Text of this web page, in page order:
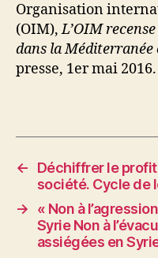
Organisation
(OIM),L’OIM
dans la Méditerranée
presse, 1er mai 2016.
←
Déchiffrer le
société. Cycle de
→
« Non à
Syrie Non à
assiégées en